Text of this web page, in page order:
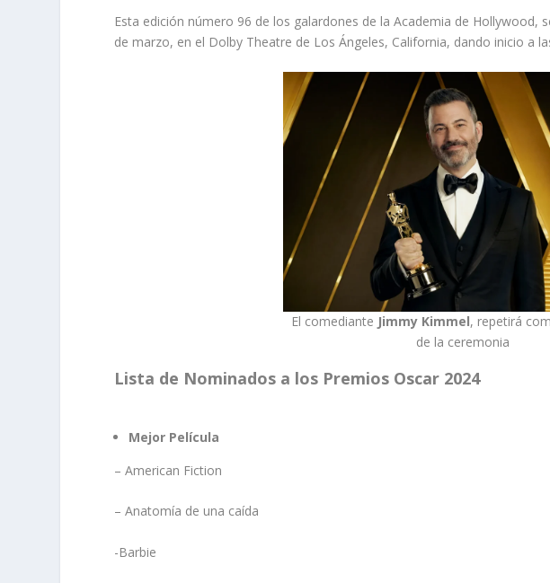
Esta edición número 96 de los galardones de la Academia de Hollywood,
de marzo, en el Dolby Theatre de Los Ángeles, California, dando inicio a
El comediante Jimmy Kimmel, repetirá
de la ceremonia
Lista de Nominados a los Premios Oscar 2024
Mejor Película
– American Fiction
– Anatomía de una caída
-Barbie